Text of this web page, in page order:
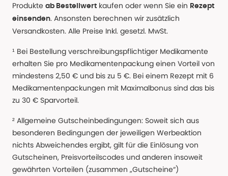
Produkte ab Bestellwert kaufen oder wenn Sie ein Rezept
einsenden. Ansonsten berechnen wir zusätzlich
Versandkosten. Alle Preise Inkl. gesetzl. MwSt.
¹ Bei Bestellung verschreibungspflichtiger Medikamente
erhalten Sie pro Medikamentenpackung einen Vorteil von
mindestens 2,50 € und bis zu 5 €. Bei einem Rezept mit 6
Medikamentenpackungen mit Maximalbonus sind das bis
zu 30 € Sparvorteil.
² Allgemeine Gutscheinbedingungen: Soweit sich aus
besonderen Bedingungen der jeweiligen Werbeaktion
nichts Abweichendes ergibt, gilt für die Einlösung von
Gutscheinen, Preisvorteilscodes und anderen insoweit
gewährten Vorteilen (zusammen „Gutscheine“)